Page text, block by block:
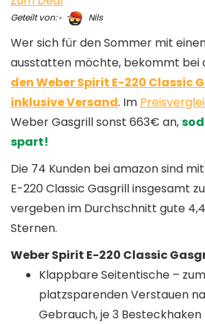
Geteilt von: Nils
Wer sich für den Sommer mit
ausstatten möchte, bekommt bei
den Weber Spirit E-220 Classic
inklusive Versand. Im
Weber Gasgrill sonst 663€ an,
spart!
Die 74 Kunden bei amazon sind
E-220 Classic Gasgrill insgesamt
vergeben im Durchschnitt gute
Sternen.
Weber Spirit E-220 Classic
Klappbare Seitentische – zum
platzsparenden Verstauen
Gebrauch, je 3 Besteckhaken